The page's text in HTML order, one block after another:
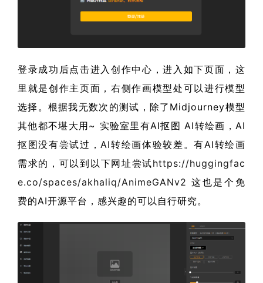
登录成功后点击进入创作中心，进入如下页面，这
里就是创作主页面，右侧作画模型处可以进行模型
选择。根据我无数次的测试，除了Midjourney模型
其他都不堪大用~ 实验室里有AI抠图 AI转绘画，AI
抠图没有尝试过，AI转绘画体验较差。有AI转绘画
需求的，可以到以下网址尝试https://huggingfac
e.co/spaces/akhaliq/AnimeGANv2 这也是个免
费的AI开源平台，感兴趣的可以自行研究。